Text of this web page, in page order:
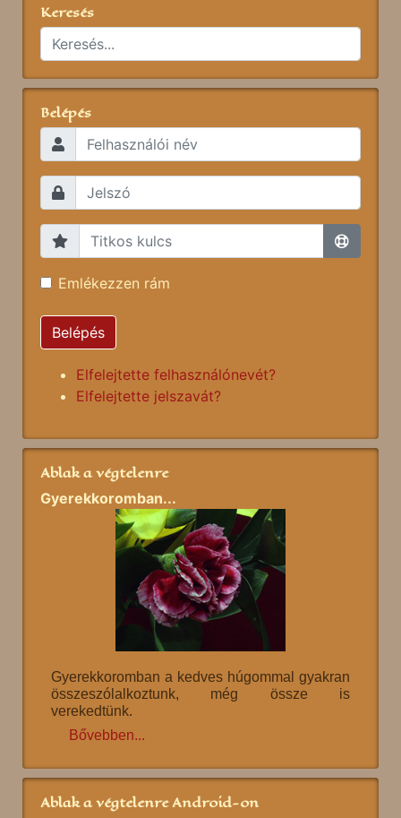
Keresés
Belépés
Emlékezzen rám
Belépés
Elfelejtette felhasználónevét?
Elfelejtette jelszavát?
Ablak a végtelenre
Gyerekkoromban...
Gyerekkoromban a kedves húgommal gyakran
összeszólalkoztunk, még össze is
verekedtünk.
Bővebben...
Ablak a végtelenre Android-on